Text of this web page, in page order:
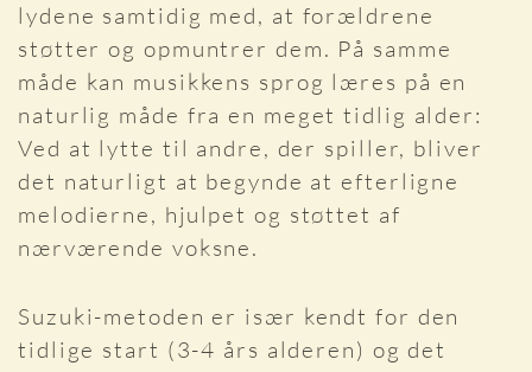
lydene samtidig med, at forældrene
støtter og opmuntrer dem. På samme
måde kan musikkens sprog læres på en
naturlig måde fra en meget tidlig alder:
Ved at lytte til andre, der spiller, bliver
det naturligt at begynde at efterligne
melodierne, hjulpet og støttet af
nærværende voksne.
Suzuki-metoden er især kendt for den
tidlige start (3-4 års alderen) og det